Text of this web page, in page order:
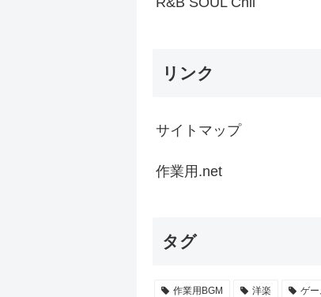
リンク
サイトマップ
作業用.net
タグ
作業用BGM 洋楽 ゲー